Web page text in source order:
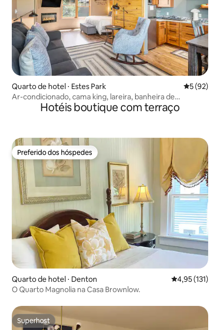
Quarto de hotel ⋅ Estes Park 5 de uma
5 (92)
Ar-condicionado, cama king, lareira, banheira de
hidromassagem compartilhada, cozinha
Hotéis boutique com terraço
Preferido dos hóspedes
Preferido dos hóspedes
Quarto de hotel ⋅ Denton 4,95 de uma
4,95 (131)
O Quarto Magnolia na Casa Brownlow.
Superhost
Superhost